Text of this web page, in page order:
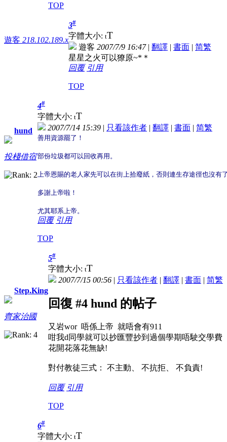
TOP
遊客 218.102.189.x
3#
字體大小: tT
遊客 2007/7/9 16:47| 翻譯 | 書面 | 简繁
星星之火可以獠原~*＊
回覆 引用
TOP
hund
投棧借宿
4#
字體大小: tT
2007/7/14 15:39 | 只看該作者 | 翻譯 | 書面 | 简繁
善用資源罷了！
部份垃圾都可以回收再用。
上帝恩賜的老人家先可以在街上拾廢紙，否則連生存途徑也沒有
多謝上帝啦！
尤其耶系上帝。
回覆 引用
TOP
Step.King
齊家治國
5#
字體大小: tT
2007/7/15 00:56 | 只看該作者 | 翻譯 | 書面 | 简繁
回復 #4 hund 的帖子
又岩wor 唔係上帝 就唔會有911
咁我d同學就可以抄匯豐抄到過個學期唔駛交學費
花開花落花無缺!
對付教徒三式： 不主動、 不抗拒、 不負責!
回覆 引用
TOP
6#
字體大小: tT